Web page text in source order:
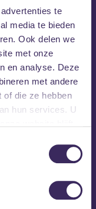
te
media te bieden
Ook delen we
met onze
en analyse. Deze
met andere
of die ze hebben
hun services. U